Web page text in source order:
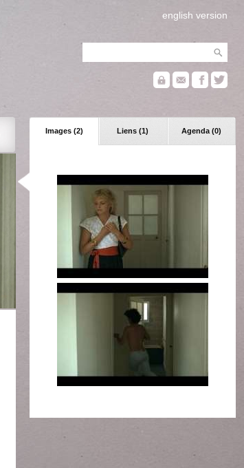
english version
Images (2) Liens (1) Agenda (0)